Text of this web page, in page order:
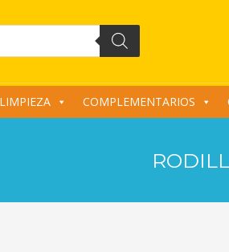
COMPLEMENTARIOS